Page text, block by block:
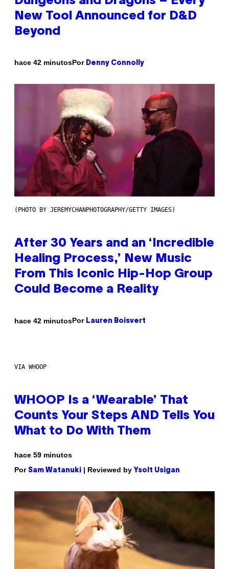
New Tool Announced for D&D
Beyond
hace 42 minutosPor Denny Connolly
(PHOTO BY JEREMYCHANPHOTOGRAPHY/GETTY IMAGES)
After 30 Years and an ‘Incredible
Healing Process,’ New Music
From This Iconic Hip-Hop Group
Could Become a Reality
hace 42 minutosPor Lauren Boisvert
VIA WHOOP
WHOOP Is a ‘Wearable’ That
Counts Your Steps AND Tells You
What to Do With Them
hace 59 minutos
Por Sam Watanuki | Reviewed by Ysolt Usigan